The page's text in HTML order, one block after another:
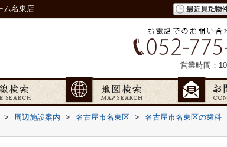
ム名東店
営業時間：
> 周辺施設案内 > 名古屋市名東区 > 名古屋市名東区の歯科